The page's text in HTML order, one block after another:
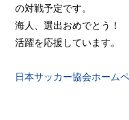
の対戦予定です。
海人、選出おめでとう！
活躍を応援しています。
日本サッカー協会ホーム